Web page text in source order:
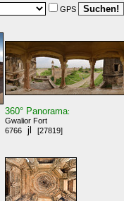
GPS
360° Panorama:
Gwalior Fort
6766
jl [27819]